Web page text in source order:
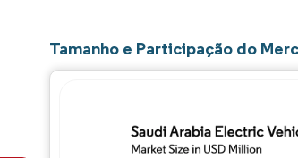
Tamanho e Participação do